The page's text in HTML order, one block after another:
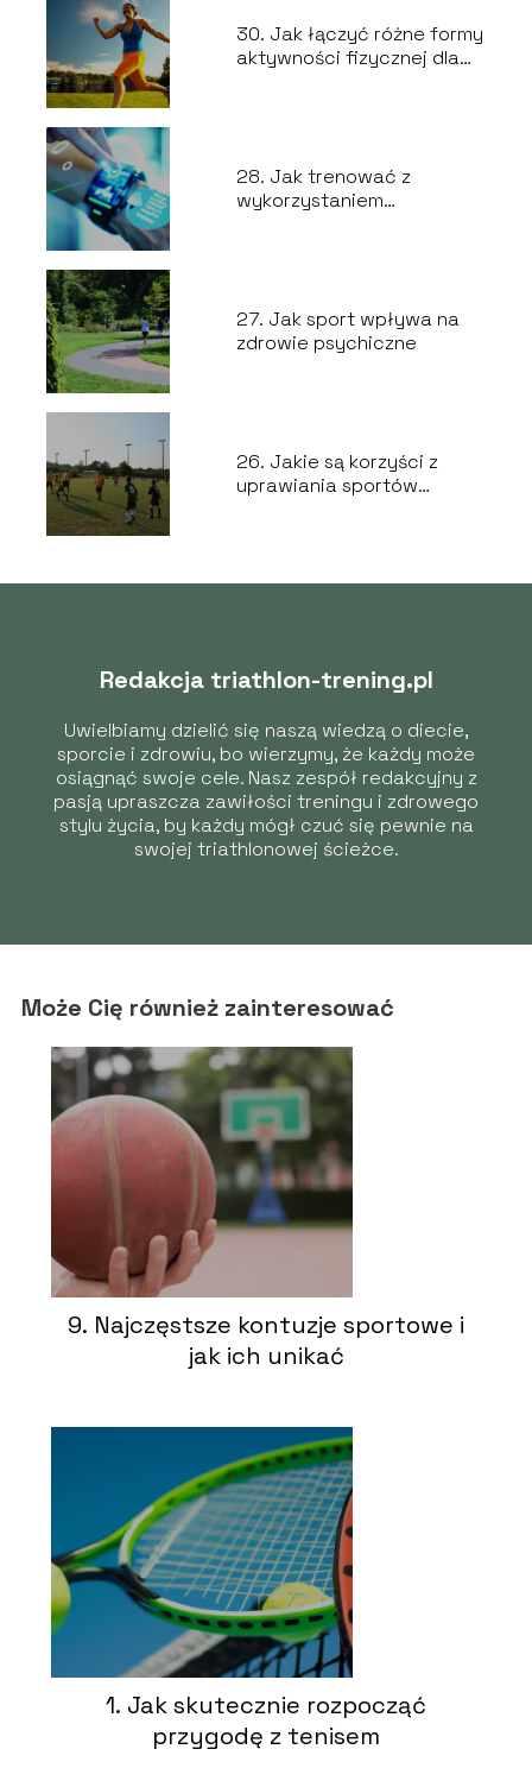
30. Jak łączyć różne formy
aktywności fizycznej dla
28. Jak trenować z
wykorzystaniem
27. Jak sport wpływa na
zdrowie psychiczne
26. Jakie są korzyści z
uprawiania sportów
Redakcja triathlon-trening.pl
Uwielbiamy dzielić się naszą wiedzą o diecie,
sporcie i zdrowiu, bo wierzymy, że każdy może
osiągnąć swoje cele. Nasz zespół redakcyjny z
pasją upraszcza zawiłości treningu i zdrowego
stylu życia, by każdy mógł czuć się pewnie na
swojej triathlonowej ścieżce.
Może Cię również zainteresować
9. Najczęstsze kontuzje sportowe i
jak ich unikać
1. Jak skutecznie rozpocząć
przygodę z tenisem